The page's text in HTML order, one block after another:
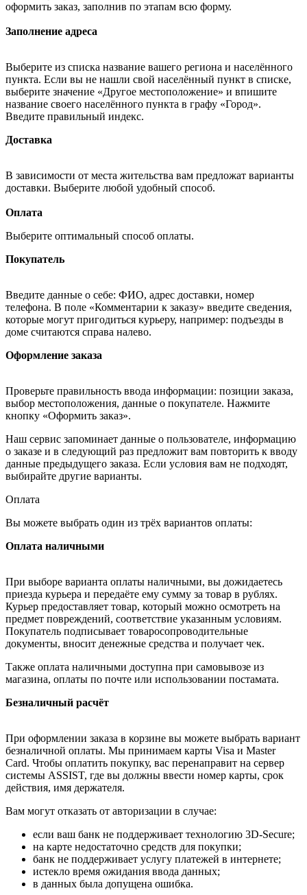
оформить заказ, заполнив по этапам всю форму.
Заполнение адреса
Выберите из списка название вашего региона и населённого
пункта. Если вы не нашли свой населённый пункт в списке,
выберите значение «Другое местоположение» и впишите
название своего населённого пункта в графу «Город».
Введите правильный индекс.
Доставка
В зависимости от места жительства вам предложат варианты
доставки. Выберите любой удобный способ.
Оплата
Выберите оптимальный способ оплаты.
Покупатель
Введите данные о себе: ФИО, адрес доставки, номер
телефона. В поле «Комментарии к заказу» введите сведения,
которые могут пригодиться курьеру, например: подъезды в
доме считаются справа налево.
Оформление заказа
Проверьте правильность ввода информации: позиции заказа,
выбор местоположения, данные о покупателе. Нажмите
кнопку «Оформить заказ».
Наш сервис запоминает данные о пользователе, информацию
о заказе и в следующий раз предложит вам повторить к вводу
данные предыдущего заказа. Если условия вам не подходят,
выбирайте другие варианты.
Оплата
Вы можете выбрать один из трёх вариантов оплаты:
Оплата наличными
При выборе варианта оплаты наличными, вы дожидаетесь
приезда курьера и передаёте ему сумму за товар в рублях.
Курьер предоставляет товар, который можно осмотреть на
предмет повреждений, соответствие указанным условиям.
Покупатель подписывает товаросопроводительные
документы, вносит денежные средства и получает чек.
Также оплата наличными доступна при самовывозе из
магазина, оплаты по почте или использовании постамата.
Безналичный расчёт
При оформлении заказа в корзине вы можете выбрать вариант
безналичной оплаты. Мы принимаем карты Visa и Master
Card. Чтобы оплатить покупку, вас перенаправит на сервер
системы ASSIST, где вы должны ввести номер карты, срок
действия, имя держателя.
Вам могут отказать от авторизации в случае:
если ваш банк не поддерживает технологию 3D-Secure;
на карте недостаточно средств для покупки;
банк не поддерживает услугу платежей в интернете;
истекло время ожидания ввода данных;
в данных была допущена ошибка.